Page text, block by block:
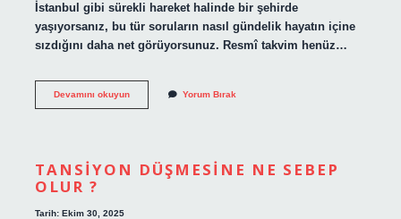
İstanbul gibi sürekli hareket halinde bir şehirde
yaşıyorsanız, bu tür soruların nasıl gündelik hayatın içine
sızdığını daha net görüyorsunuz. Resmî takvim henüz…
Devamını okuyunCumhurbaşkanıYorum Bırak
TANSIYON DÜŞMESINE NE SEBEP
OLUR ?
Tarih: Ekim 30, 2025